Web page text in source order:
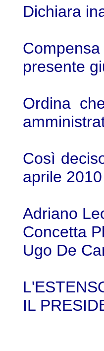
Dichiara
presente
Ordina
Così
aprile
Adriano
Concetta
Ugo De
IL